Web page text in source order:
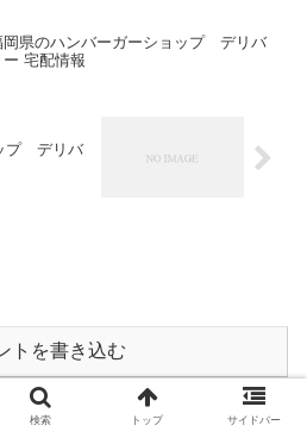
岡県のハンバーガーショップ デリバ
ー 宅配情報
プ デリバ
トを書き込む
グ検索 トップ サイドバー